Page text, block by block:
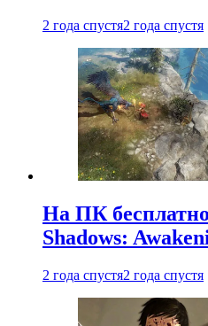
2 года спустя2 года спустя
На ПК
Shadows:
2 года спустя2 года спустя